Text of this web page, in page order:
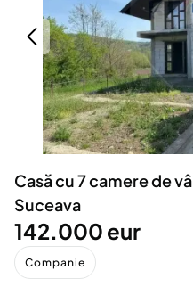
Servicii
Animale de companie
Afaceri și
Inchiriere Bunuri si
Utilaje agricole si
Piese auto si accesorii
Dacia Duster
Casă cu 7 camere de
Suceava
142.000 eur
Companie